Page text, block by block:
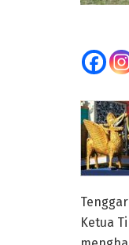
Ketua